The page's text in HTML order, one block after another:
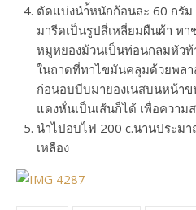
ตัดแบ่งนำ้หนักก้อนละ 60 กรั
มารีดเป็นรูปสี่เหลี่ยมผืนผ้า ทา
หมูหยองม้วนเป็นท่อนกลมหัว
ในถาดที่ทาไขมันคลุมด้วยพล
ก่อนอบบีบมายองเนสบนหน้า
แดงหั่นเป็นเส้นก็ได้ เพื่อความ
นำไปอบไฟ 200 c.นานประม
เหลือง